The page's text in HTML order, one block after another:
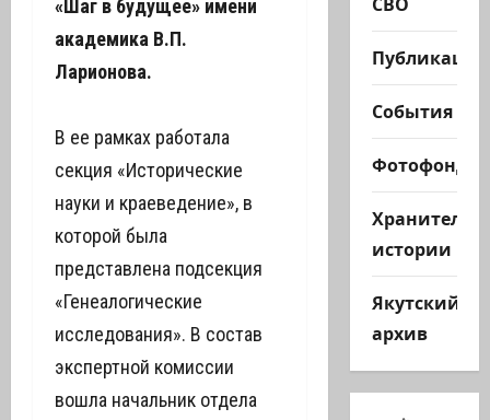
«Шаг в будущее» имени
академика В.П.
Ларионова.
В ее рамках работала
секция «Исторические
науки и краеведение», в
которой была
представлена подсекция
«Генеалогические
исследования». В состав
экспертной комиссии
вошла начальник отдела
Публикации
События
Фотофонд
Хранители
истории
Якутский
архив